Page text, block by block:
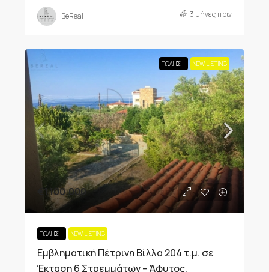
BeReal 3 μήνες πριν
ΠΏΛΗΣΗ NEW LISTING
€1,100,000
ΠΏΛΗΣΗ NEW LISTING
Εμβληματική Πέτρινη Βίλλα 204 τ.μ. σε
Έκταση 6 Στρεμμάτων – Άφυτος,